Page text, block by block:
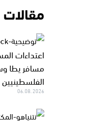
اعتداءات
مسافر يطا
الفلسطينيين
06.08.2026